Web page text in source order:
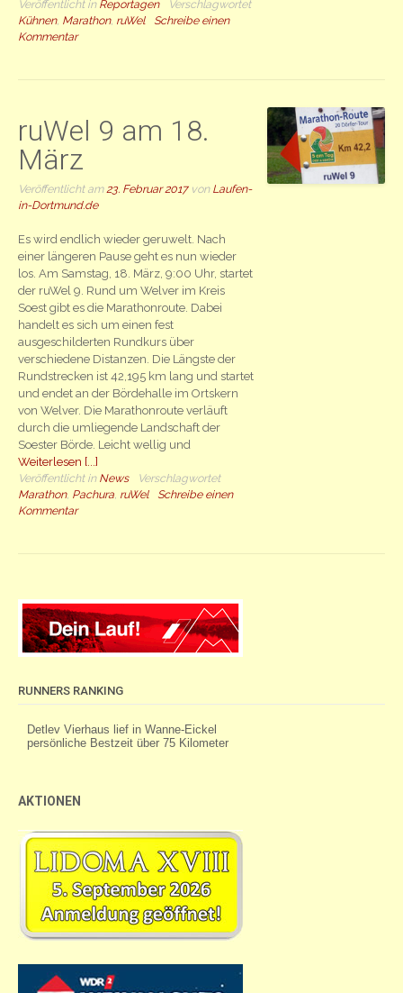
Veröffentlicht in Reportagen
Verschlagwortet
Kühnen, Marathon, ruWel
Schreibe einen
Kommentar
ruWel 9 am 18.
März
Veröffentlicht am 23. Februar 2017von Laufen-
in-Dortmund.de
Es wird endlich wieder geruwelt. Nach
einer längeren Pause geht es nun wieder
los. Am Samstag, 18. März, 9:00 Uhr, startet
der ruWel 9. Rund um Welver im Kreis
Soest gibt es die Marathonroute. Dabei
handelt es sich um einen fest
ausgeschilderten Rundkurs über
verschiedene Distanzen. Die Längste der
Rundstrecken ist 42,195 km lang und startet
und endet an der Bördehalle im Ortskern
von Welver. Die Marathonroute verläuft
durch die umliegende Landschaft der
Soester Börde. Leicht wellig und
Weiterlesen [...]
Veröffentlicht in News
Verschlagwortet
Marathon, Pachura, ruWel
Schreibe einen
Kommentar
RUNNERS RANKING
AKTIONEN